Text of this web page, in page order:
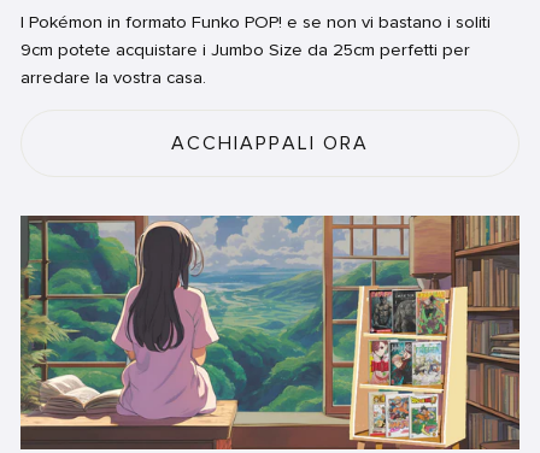
I Pokémon in formato Funko POP! e se non vi bastano i soliti
9cm potete acquistare i Jumbo Size da 25cm perfetti per
arredare la vostra casa.
ACCHIAPPALI ORA